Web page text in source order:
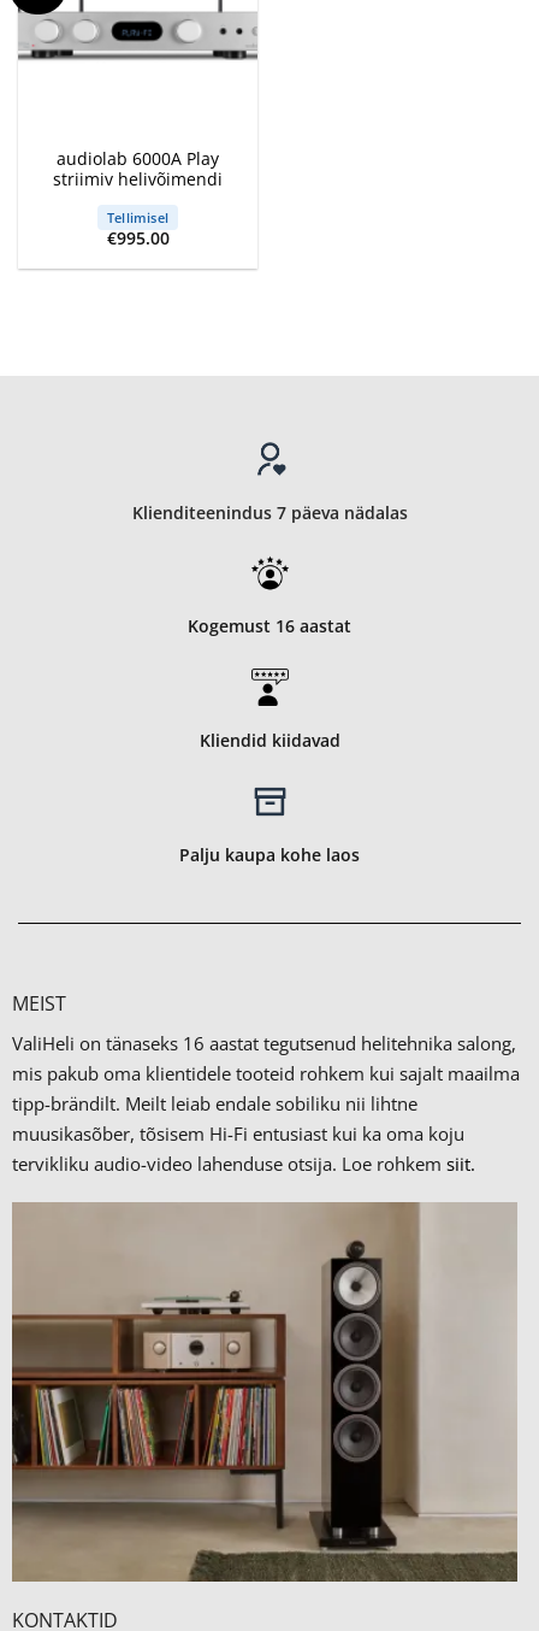
audiolab 6000A Play
striimiv helivõimendi
Tellimisel
€995.00
Klienditeenindus 7 päeva nädalas
Kogemust 16 aastat
Kliendid kiidavad
Palju kaupa kohe laos
MEIST
ValiHeli on tänaseks 16 aastat tegutsenud helitehnika salong,
mis pakub oma klientidele tooteid rohkem kui sajalt maailma
tipp-brändilt. Meilt leiab endale sobiliku nii lihtne
muusikasõber, tõsisem Hi-Fi entusiast kui ka oma koju
tervikliku audio-video lahenduse otsija. Loe rohkem siit.
KONTAKTID